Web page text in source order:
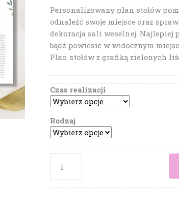
Personalizowany plan stołów
odnaleźć swoje miejsce oraz
dekoracja sali weselnej. Najlepiej
bądź powiesić w widocznym
Plan stołów z grafiką zielonych
Czas realizacji
Rodzaj